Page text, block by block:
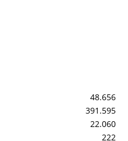
48.656
391.595
22.060
222